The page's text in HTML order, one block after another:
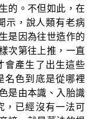
的。不但如此，在
示，說人類有老病
是因為往世造作的
次第往上推，一直
會產生了出生這些
名色到底是從哪裡
是由本識、入胎識
，已經沒有一法可